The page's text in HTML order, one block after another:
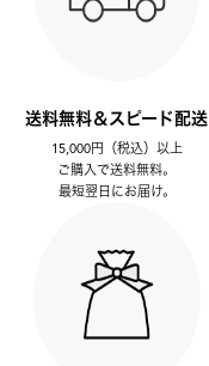
送料無料＆スピード配送
15,000円（税込）以上
ご購入で送料無料。
最短翌日にお届け。